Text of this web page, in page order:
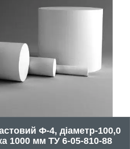
Ф-4, діаметр-100,0
1000 мм ТУ 6-05-810-88